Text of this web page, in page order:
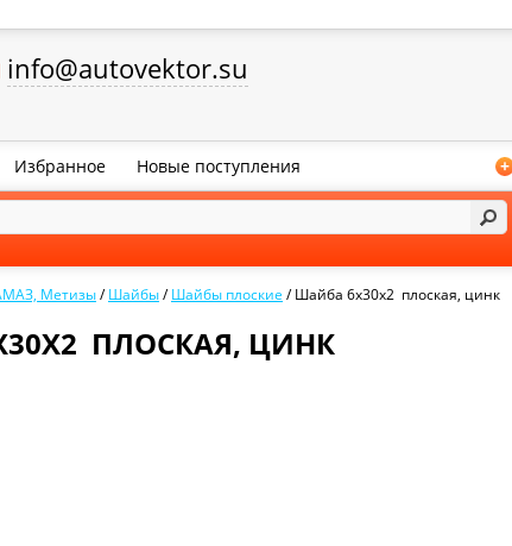
info@autovektor.su
Избранное Новые поступления +
Метизы/Шайбы/Шайбы плоские /Шайба 6х30х2 плоская, цинк
ПЛОСКАЯ, ЦИНК